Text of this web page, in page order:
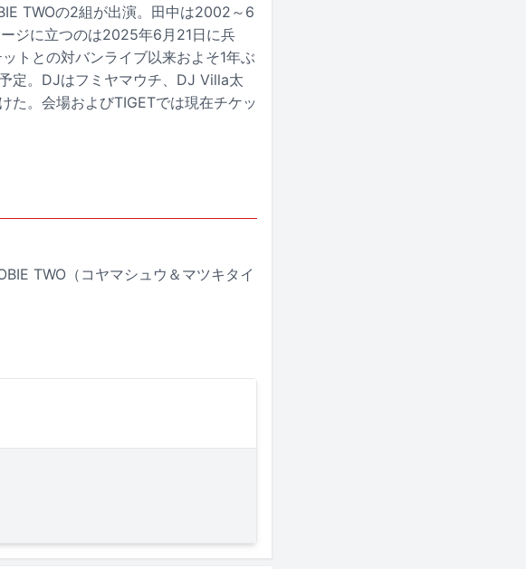
TWOの2組が出演。田中は2002～6
ジに立つのは2025年6月21日に兵
トとの対バンライブ以来およそ1年ぶ
定。DJはフミヤマウチ、DJ Villa太
た。会場およびTIGETでは現在チケッ
TWO（コヤマシュウ＆マツキタイ